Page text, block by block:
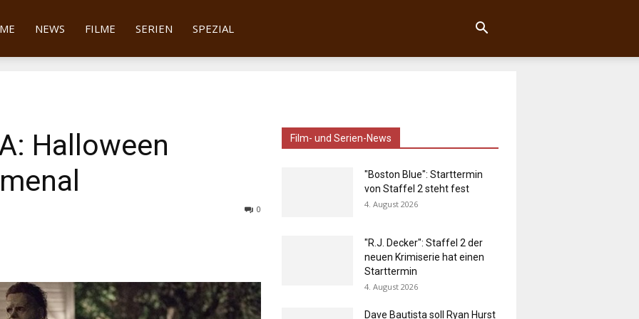
NEWS FILME SERIEN SPEZIAL
Halloween
0
Film- und Serien-News
"Boston Blue": Starttermin
von Staffel 2 steht fest
4. August 2026
"R.J. Decker": Staffel 2 der
neuen Krimiserie hat einen
Starttermin
4. August 2026
Dave Bautista soll Ryan Hurst